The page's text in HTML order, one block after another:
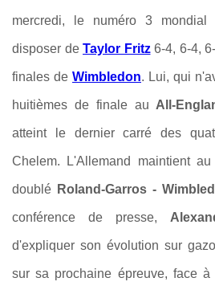
mercredi, le numéro 3
disposer de Taylor Fritz6-4, 6-4,
finales de Wimbledon. Lui, qui
huitièmes de finale au All-
atteint le dernier carré des
Chelem. L'Allemand maintient
doublé Roland-Garros -
conférence de presse,
d'expliquer son évolution sur
sur sa prochaine épreuve, face